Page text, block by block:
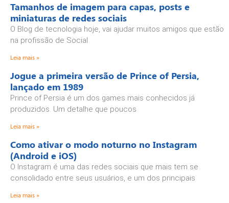
Tamanhos de imagem para capas, posts e
miniaturas de redes sociais
O Blog de tecnologia hoje, vai ajudar muitos amigos que estão
na profissão de Social
Leia mais »
Jogue a primeira versão de Prince of Persia,
lançado em 1989
Prince of Persia é um dos games mais conhecidos já
produzidos. Um detalhe que poucos
Leia mais »
Como ativar o modo noturno no Instagram
(Android e iOS)
O Instagram é uma das redes sociais que mais tem se
consolidado entre seus usuários, e um dos principais
Leia mais »